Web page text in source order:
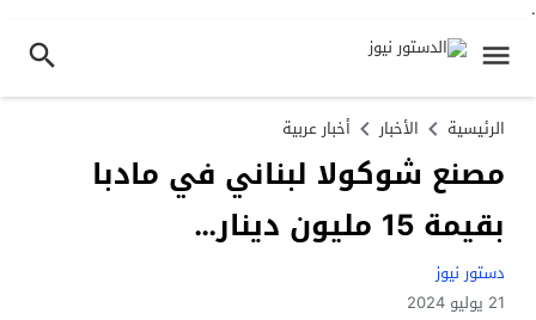
.
الرئيسية الأخبار أخبار عربية
مصنع شوكولا لبناني في مادبا
بقيمة 15 مليون دينار…
دستور نيوز
21 يوليو 2024